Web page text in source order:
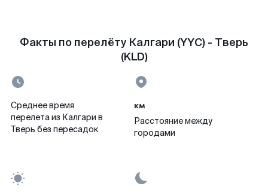
Факты по перелёту Калгари (YYC) - Тверь
(KLD)
Среднее время
перелета из Калгари в
Тверь без пересадок
км
Расстояние между
городами